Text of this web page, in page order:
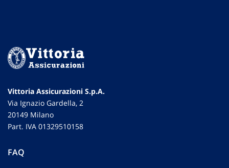
Vittoria Assicurazioni S.p.A.
Via Ignazio Gardella, 2
20149 Milano
Part. IVA 01329510158
FAQ